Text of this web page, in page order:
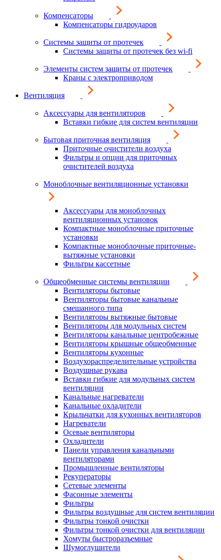
Компенсаторы
Компенсаторы гидроударов
Системы защиты от протечек
Системы защиты от протечек без wi-fi
Элементы систем защиты от протечек
Краны с электроприводом
Вентиляция
Аксессуары для вентиляторов
Вставки гибкие для систем вентиляции
Бытовая приточная вентиляция
Приточные очистители воздуха
Фильтры и опции для приточных
очистителей воздуха
Моноблочные вентиляционные установки
Аксессуары для моноблочных
вентиляционных установок
Компактные моноблочные приточные
установки
Компактные моноблочные приточные-
вытяжные установки
Фильтры кассетные
Общеобменные системы вентиляции
Вентиляторы бытовые
Вентиляторы бытовые канальные
смешанного типа
Вентиляторы вытяжные бытовые
Вентиляторы для модульных систем
Вентиляторы канальные центробежные
Вентиляторы крышные общеобменные
Вентиляторы кухонные
Воздухораспределительные устройства
Воздушные рукава
Вставки гибкие для модульных систем
вентиляции
Канальные нагреватели
Канальные охладители
Крыльчатки для кухонных вентиляторов
Нагреватели
Осевые вентиляторы
Охладители
Панели управления канальными
вентиляторами
Промышленные вентиляторы
Рекуператоры
Сетевые элементы
Фасонные элементы
Фильтры
Фильтры воздушные для систем вентиляции
Фильтры тонкой очистки
Фильтры тонкой очистки для вентиляции
Хомуты быстроразъемные
Шумоглушители